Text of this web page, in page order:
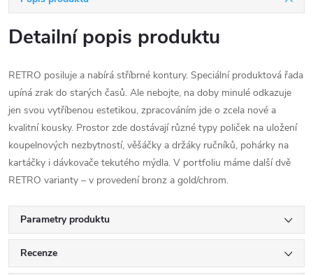
Detailní popis produktu
RETRO posiluje a nabírá stříbrné kontury. Speciální produktová řada
upíná zrak do starých časů. Ale nebojte, na doby minulé odkazuje
jen svou vytříbenou estetikou, zpracováním jde o zcela nové a
kvalitní kousky. Prostor zde dostávají různé typy poliček na uložení
koupelnových nezbytností, věšáčky a držáky ručníků, pohárky na
kartáčky i dávkovače tekutého mýdla. V portfoliu máme další dvě
RETRO varianty – v provedení bronz a gold/chrom.
Parametry produktu
Recenze